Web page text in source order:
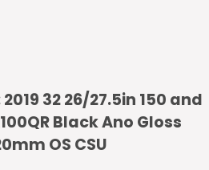
32 26/27.5in 150 and
Black Ano Gloss
OS CSU